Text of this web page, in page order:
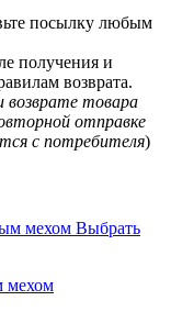
посылку любым
получения и
возврата.
товара
отправке
с потребителя)
Выбрать
мехом